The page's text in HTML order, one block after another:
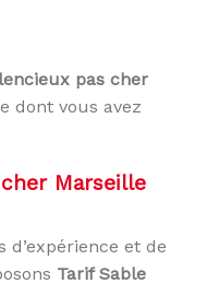
pas cher
dont vous avez
Marseille
d’expérience et de
Tarif Sable